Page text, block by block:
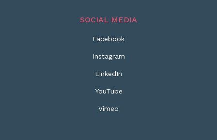
SOCIAL MEDIA
Facebook
Instagram
LinkedIn
YouTube
Vimeo